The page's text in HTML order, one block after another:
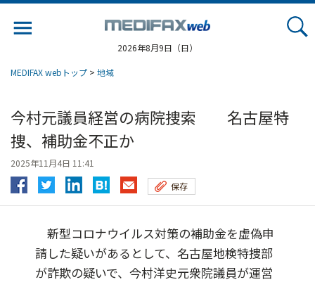
2026年8月9日（日）
MEDIFAX webトップ > 地域
今村元議員経営の病院捜索 名古屋特
捜、補助金不正か
2025年11月4日 11:41
保存
新型コロナウイルス対策の補助金を虚偽申
請した疑いがあるとして、名古屋地検特捜部
が詐欺の疑いで、今村洋史元衆院議員が運営